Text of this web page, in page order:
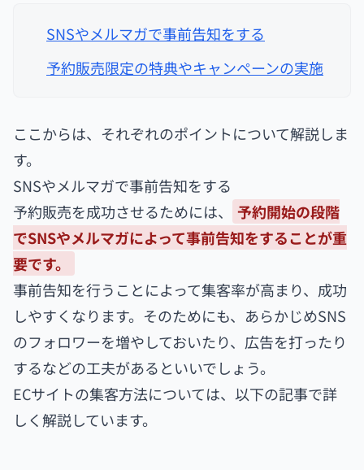
SNSやメルマガで事前告知をする
予約販売限定の特典やキャンペーンの実施
ここからは、それぞれのポイントについて解説しま
す。
SNSやメルマガで事前告知をする
予約販売を成功させるためには、
予約開始の段階
でSNSやメルマガによって事前告知をすることが重
要です。
事前告知を行うことによって集客率が高まり、成功
しやすくなります。そのためにも、あらかじめSNS
のフォロワーを増やしておいたり、広告を打ったり
するなどの工夫があるといいでしょう。
ECサイトの集客方法については、以下の記事で詳
しく解説しています。